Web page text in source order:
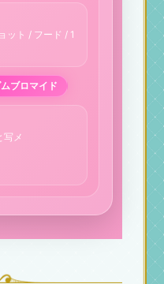
ット / フード / 1
ブロマイド
メ